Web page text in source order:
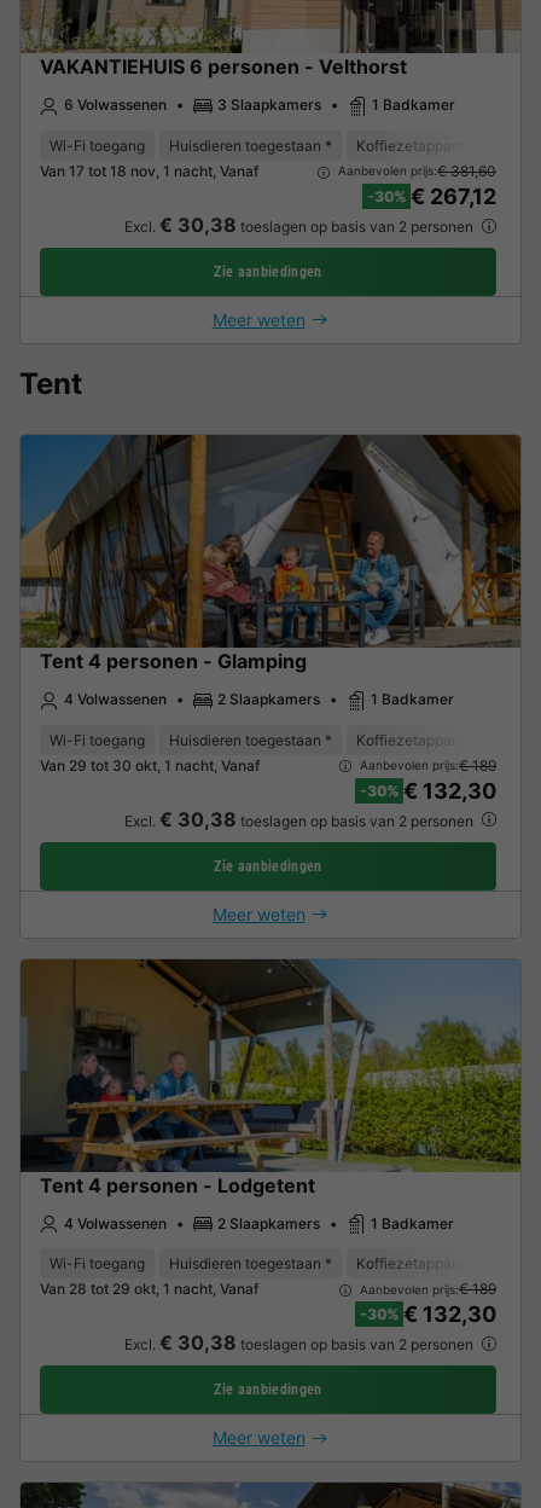
VAKANTIEHUIS 6 personen - Velthorst
6 Volwassenen 3 Slaapkamers 1 Badkamer
Wi-Fi toegang Huisdieren toegestaan * Koffiezetapparaat
Van 17 tot 18 nov, 1 nacht, Vanaf
Aanbevolen prijs:€ 381,60
-30% € 267,12
Excl. € 30,38 toeslagen op basis van 2 personen
Zie aanbiedingen
Meer weten
Tent
Tent 4 personen - Glamping
4 Volwassenen 2 Slaapkamers 1 Badkamer
Wi-Fi toegang Huisdieren toegestaan * Koffiezetapparaat
Van 29 tot 30 okt, 1 nacht, Vanaf
Aanbevolen prijs:€ 189
-30% € 132,30
Excl. € 30,38 toeslagen op basis van 2 personen
Zie aanbiedingen
Meer weten
Tent 4 personen - Lodgetent
4 Volwassenen 2 Slaapkamers 1 Badkamer
Wi-Fi toegang Huisdieren toegestaan * Koffiezetapparaat
Van 28 tot 29 okt, 1 nacht, Vanaf
Aanbevolen prijs:€ 189
-30% € 132,30
Excl. € 30,38 toeslagen op basis van 2 personen
Zie aanbiedingen
Meer weten